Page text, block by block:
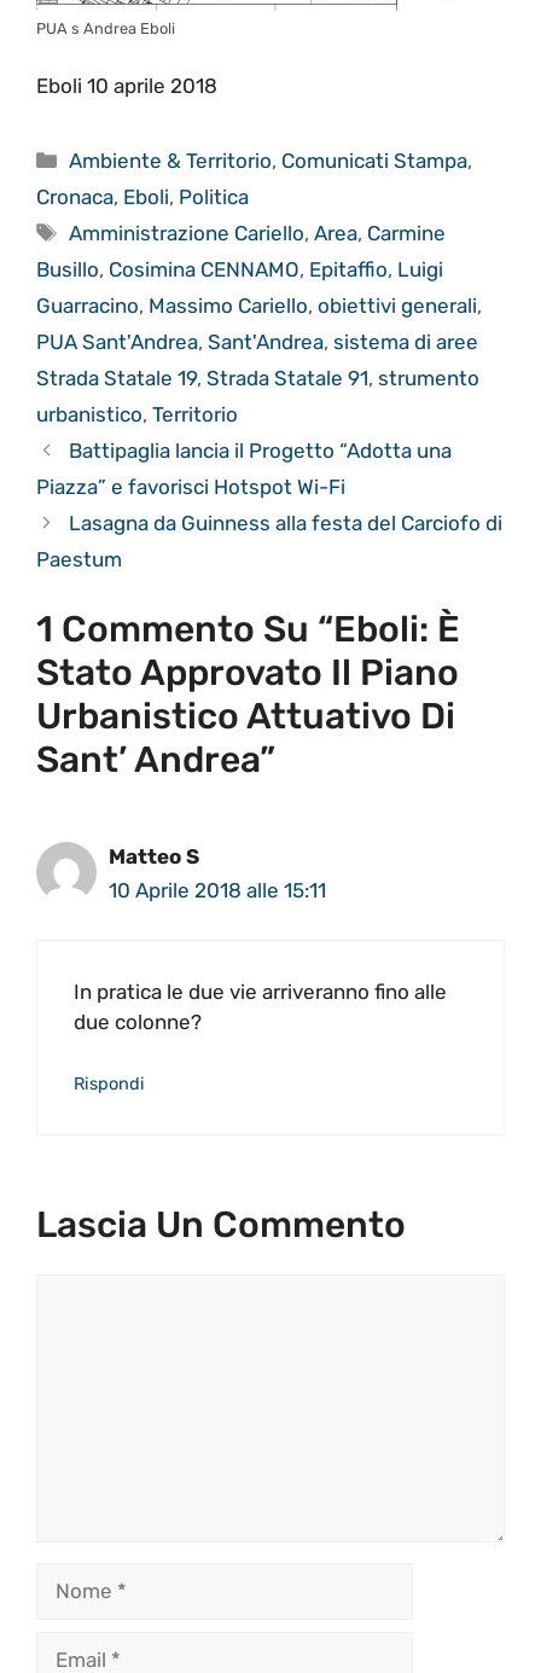
PUA s Andrea Eboli
Eboli 10 aprile 2018
Categorie
Ambiente & Territorio, Comunicati Stampa,
Cronaca, Eboli, Politica
Tag
Amministrazione Cariello,Area, Carmine
Busillo, Cosimina CENNAMO, Epitaffio, Luigi
Guarracino, Massimo Cariello, obiettivi generali,
PUA Sant'Andrea, Sant'Andrea, sistema di aree
Strada Statale 19, Strada Statale 91, strumento
urbanistico, Territorio
Battipaglia lancia il Progetto “Adotta una
Piazza” e favorisci Hotspot Wi-Fi
Lasagna da Guinness alla festa del Carciofo di
Paestum
1 Commento Su “Eboli: È
Stato Approvato Il Piano
Urbanistico Attuativo Di
Sant’ Andrea”
Matteo S
10 Aprile 2018 alle 15:11
In pratica le due vie arriveranno fino alle
due colonne?
Rispondi
Lascia Un Commento